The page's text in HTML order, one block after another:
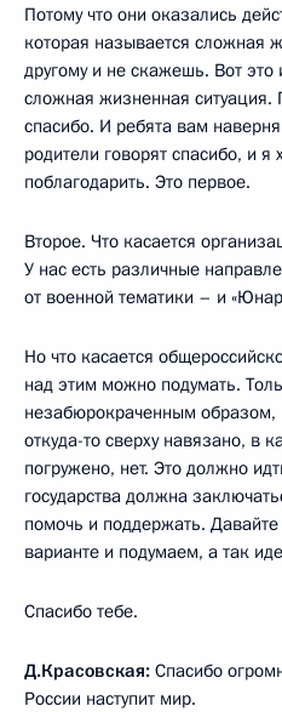
Потому что они оказались
которая называется сложная
другому и не скажешь. Вот это
сложная жизненная
спасибо. И ребята вам
родители говорят спасибо, и я
поблагодарить. Это первое.
Второе. Что касается
У нас есть различные
от военной тематики – и
Но что касается
над этим можно подумать.
незабюрокраченным образом,
откуда-то сверху навязано, в
погружено, нет. Это должно
государства должна
помочь и поддержать. Давайте
варианте и подумаем, а так
Спасибо тебе.
Д.Красовская: Спасибо
России наступит мир.